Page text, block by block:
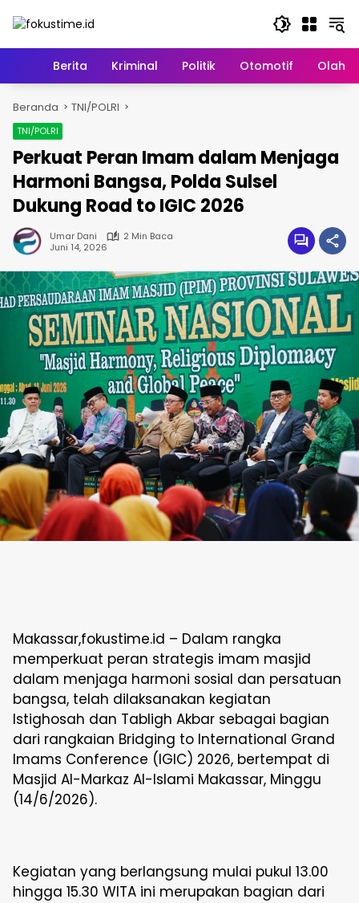
HomeBerita Kriminal Politik Otomotif
Beranda TNI/POLRI
TNI/POLRI
Perkuat Peran Imam dalam Menjaga
Harmoni Bangsa, Polda Sulsel
Dukung Road to IGIC 2026
Umar Dani
2 Min Baca
Juni 14, 2026
Makassar,fokustime.id – Dalam rangka
memperkuat peran strategis imam masjid
dalam menjaga harmoni sosial dan persatuan
bangsa, telah dilaksanakan kegiatan
Istighosah dan Tabligh Akbar sebagai bagian
dari rangkaian Bridging to International Grand
Imams Conference (IGIC) 2026, bertempat di
Masjid Al-Markaz Al-Islami Makassar, Minggu
(14/6/2026).
Kegiatan yang berlangsung mulai pukul 13.00
hingga 15.30 WITA ini merupakan bagian dari